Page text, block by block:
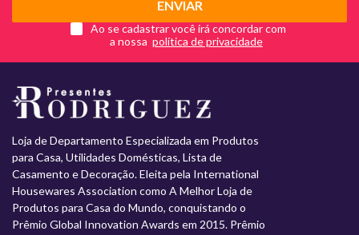
ENVIAR
Ao se cadastrar você irá concordar com
a nossa
Loja de Departamento Especializada em Produtos
para Casa, Utilidades Domésticas, Lista de
Casamento e Decoração. Eleita pela International
Housewares Association como A Melhor Loja de
Produtos para Casa do Mundo, conquistando o
Prêmio Global Innovation Awards em 2015. Prêmio